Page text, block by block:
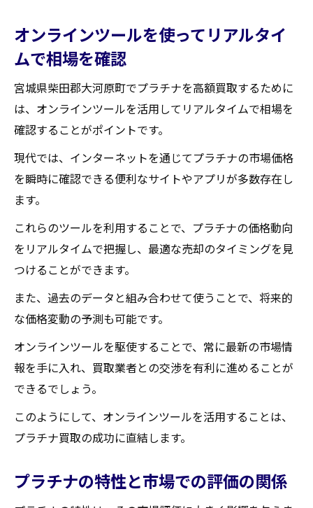
オンラインツールを使ってリアルタイ
ムで相場を確認
宮城県柴田郡大河原町でプラチナを高額買取するために
は、オンラインツールを活用してリアルタイムで相場を
確認することがポイントです。
現代では、インターネットを通じてプラチナの市場価格
を瞬時に確認できる便利なサイトやアプリが多数存在し
ます。
これらのツールを利用することで、プラチナの価格動向
をリアルタイムで把握し、最適な売却のタイミングを見
つけることができます。
また、過去のデータと組み合わせて使うことで、将来的
な価格変動の予測も可能です。
オンラインツールを駆使することで、常に最新の市場情
報を手に入れ、買取業者との交渉を有利に進めることが
できるでしょう。
このようにして、オンラインツールを活用することは、
プラチナ買取の成功に直結します。
プラチナの特性と市場での評価の関係